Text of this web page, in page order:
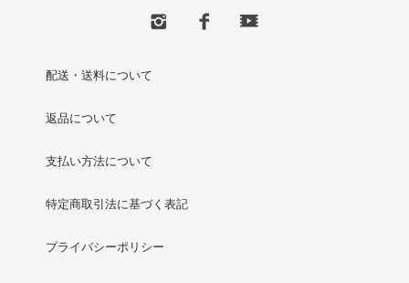
配送・送料について
返品について
支払い方法について
特定商取引法に基づく表記
プライバシーポリシー